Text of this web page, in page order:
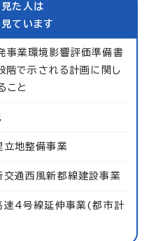
見た人は
ています
事業環境影響評価準備書
階で示される計画に関し
こと
立地整備事業
交通西風新都線建設事業
速4号線延伸事業(都市計